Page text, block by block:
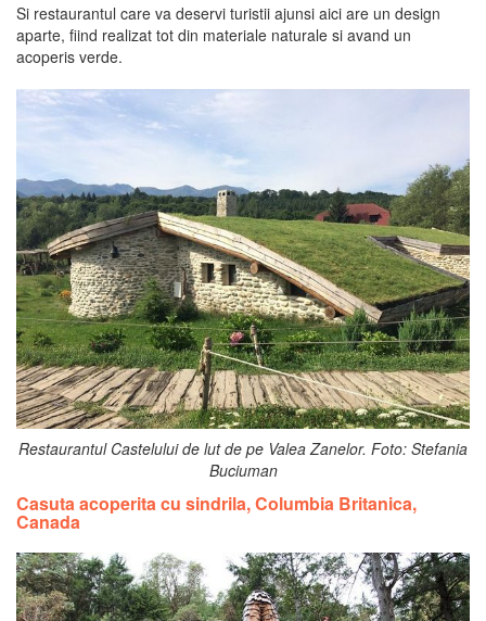
Si restaurantul care va deservi turistii ajunsi aici are un design
aparte, fiind realizat tot din materiale naturale si avand un
acoperis verde.
Restaurantul Castelului de lut de pe Valea Zanelor. Foto: Stefania
Buciuman
Casuta acoperita cu sindrila, Columbia Britanica,
Canada